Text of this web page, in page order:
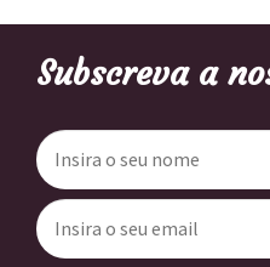
Subscreva a